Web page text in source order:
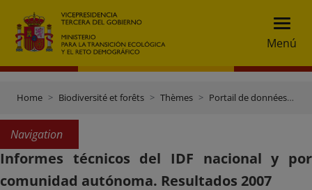
Menú
Home Biodiversité et forêts Thèmes Portail de données et inventaires
Navigation
Informes técnicos del IDF nacional y por
comunidad autónoma. Resultados 2007